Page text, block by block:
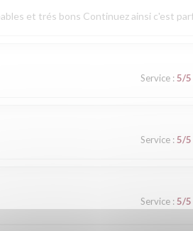
et trés bons Continuez ainsi c'est
Service: 5/5
Service: 5/5
Service: 5/5